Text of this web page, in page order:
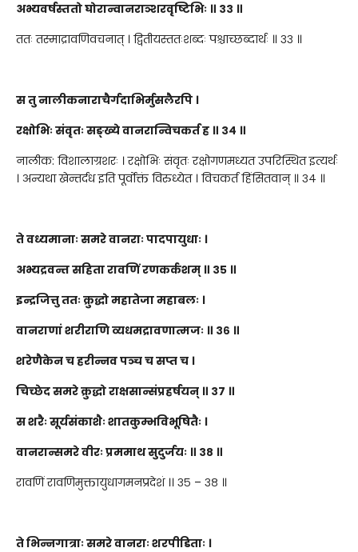
अभ्यवर्षस्ततो घोरान्वानराञ्शरवृष्टिभिः ॥ ३३ ॥
ततः तस्माद्रावणिवचनात् । द्वितीयस्ततःशब्दः पश्चाच्छब्दार्थः ॥ ३३ ॥
स तु नालीकनाराचैर्गदाभिर्मुसलैरपि ।
रक्षोभिः संवृतः सङ्ख्ये वानरान्विचकर्त ह ॥ ३४ ॥
नालीक: विशालाग्रशरः । रक्षोभिः संवृतः रक्षोगणमध्यत उपरिस्थित इत्यर्थः
। अन्यथा खेन्तर्दध इति पूर्वोक्तं विरुध्येत । विचकर्त हिंसितवान् ॥ ३४ ॥
ते वध्यमानाः समरे वानराः पादपायुधाः ।
अभ्यद्रवन्त सहिता रावणिं रणकर्कशम् ॥ ३५ ॥
इन्द्रजित्तु ततः क्रुद्धो महातेजा महाबलः ।
वानराणां शरीराणि व्यधमद्रावणात्मजः ॥ ३६ ॥
शरेणैकेन च हरीन्नव पञ्च च सप्त च ।
चिच्छेद समरे क्रुद्धो राक्षसान्संप्रहर्षयन् ॥ ३७ ॥
स शरैः सूर्यसंकाशैः शातकुम्भविभूषितैः ।
वानरान्समरे वीरः प्रममाथ सुदुर्जयः ॥ ३८ ॥
रावणिं रावणिमुक्तायुधागमनप्रदेशं ।। ३५ – ३८ ॥
ते भिन्नगात्राः समरे वानराः शरपीडिताः ।